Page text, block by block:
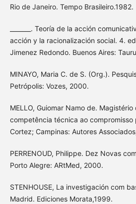
Rio de Janeiro. Tempo Brasileiro.1982.
_______. Teoría de la acción
acción y la racionalización social. 4.
Jimenez Redondo. Buenos Aires:
MINAYO, Maria C. de S. (Org.).
Petrópolis: Vozes, 2000.
MELLO, Guiomar Namo de. Magistério
competência técnica ao compromisso
Cortez; Campinas: Autores
PERRENOUD, Philippe. Dez Novas
Porto Alegre: ARtMed, 2000.
STENHOUSE, La investigación com
Madrid. Ediciones Morata,1999.